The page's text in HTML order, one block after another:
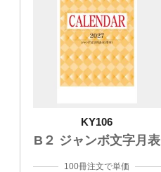
KY106
B２ ジャンボ文字月表
100冊注文で単価